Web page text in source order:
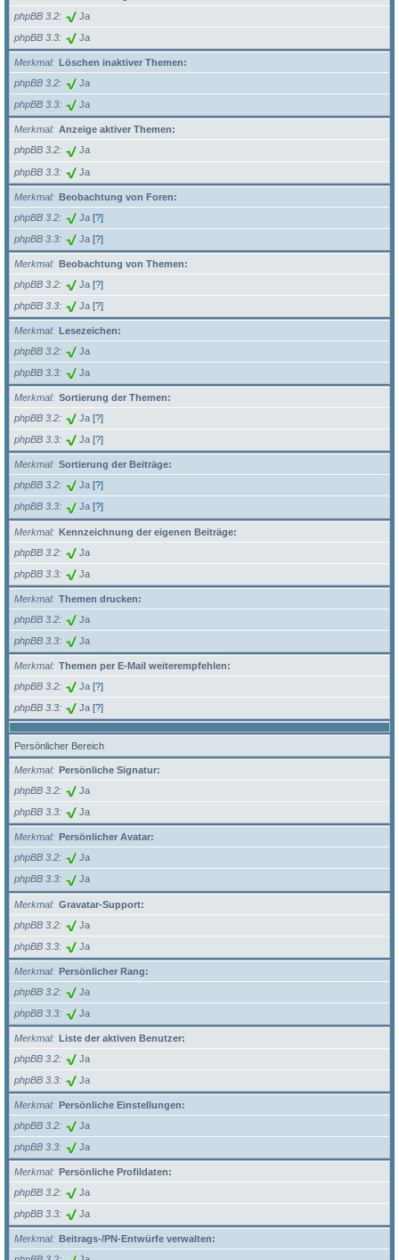
phpBB 3.2
Ja
phpBB 3.3 Ja
Merkmal
Löschen inaktiver Themen:
phpBB 3.2
Ja
phpBB 3.3 Ja
Merkmal
Anzeige aktiver Themen:
phpBB 3.2
Ja
phpBB 3.3 Ja
Merkmal
Beobachtung von Foren:
phpBB 3.2
Ja [?]
phpBB 3.3 Ja [?]
Merkmal
Beobachtung von Themen:
phpBB 3.2
Ja [?]
phpBB 3.3 Ja [?]
Merkmal
Lesezeichen:
phpBB 3.2
Ja
phpBB 3.3 Ja
Merkmal
Sortierung der Themen:
phpBB 3.2
Ja [?]
phpBB 3.3 Ja [?]
Merkmal
Sortierung der Beiträge:
phpBB 3.2
Ja [?]
phpBB 3.3 Ja [?]
Merkmal
Kennzeichnung der eigenen Beiträge:
phpBB 3.2
Ja
phpBB 3.3 Ja
Merkmal
Themen drucken:
phpBB 3.2
Ja
phpBB 3.3 Ja
Merkmal
Themen per E-Mail weiterempfehlen:
phpBB 3.2
Ja [?]
phpBB 3.3 Ja [?]
Persönlicher Bereich
Merkmal
Persönliche Signatur:
phpBB 3.2
Ja
phpBB 3.3 Ja
Merkmal
Persönlicher Avatar:
phpBB 3.2
Ja
phpBB 3.3 Ja
Merkmal
Gravatar-Support:
phpBB 3.2
Ja
phpBB 3.3 Ja
Merkmal
Persönlicher Rang:
phpBB 3.2
Ja
phpBB 3.3 Ja
Merkmal
Liste der aktiven Benutzer:
phpBB 3.2
Ja
phpBB 3.3 Ja
Merkmal
Persönliche Einstellungen:
phpBB 3.2
Ja
phpBB 3.3 Ja
Merkmal
Persönliche Profildaten:
phpBB 3.2
Ja
phpBB 3.3 Ja
Merkmal
Beitrags-/PN-Entwürfe verwalten: